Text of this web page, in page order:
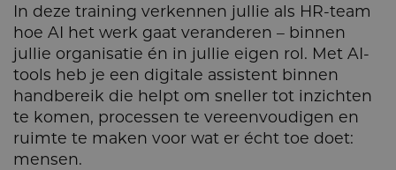
In deze training verkennen jullie als HR-team
hoe AI het werk gaat veranderen – binnen
jullie organisatie én in jullie eigen rol. Met AI-
tools heb je een digitale assistent binnen
handbereik die helpt om sneller tot inzichten
te komen, processen te vereenvoudigen en
ruimte te maken voor wat er écht toe doet:
mensen.